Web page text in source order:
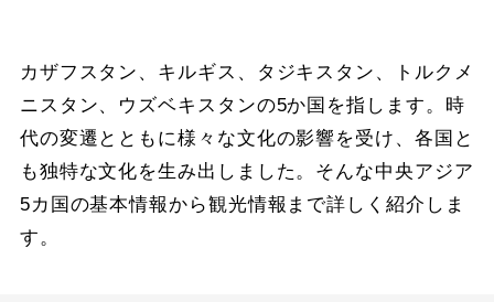
カザフスタン、キルギス、タジキスタン、トルクメ
ニスタン、ウズベキスタンの5か国を指します。時
代の変遷とともに様々な文化の影響を受け、各国と
も独特な文化を生み出しました。そんな中央アジア
5カ国の基本情報から観光情報まで詳しく紹介しま
す。